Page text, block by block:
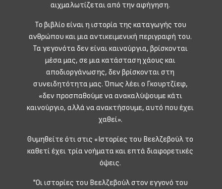
αιχμαλωτίζεται από την αφήγηση.
Το βιβλίο είναι η ιστορία της καταγωγής του
ανθρώπου και μια αντικειμενική περιγραφή του.
Τα γεγονότα δεν είναι καινούργια, βρίσκονται
μέσα μας, σε μια κατάσταση χάους και
αποδιοργάνωσης, δεν βρίσκονται στη
συνειδητότητα μας. Όπως λέει ο Γκουρτζίεφ,
«δεν προσπαθούμε να ανακαλύψουμε κάτι
καινούργιο, αλλά να ανακτήσουμε, αυτό που έχει
χαθεί».
Θυμηθείτε ότι στις «Ιστορίες του Βεελζεβούλ το
καθετί έχει τρία νοήματα και επτά διαφορετικές
όψεις.
"Οι ιστορίες του Βεελζεβούλ στον εγγονό του